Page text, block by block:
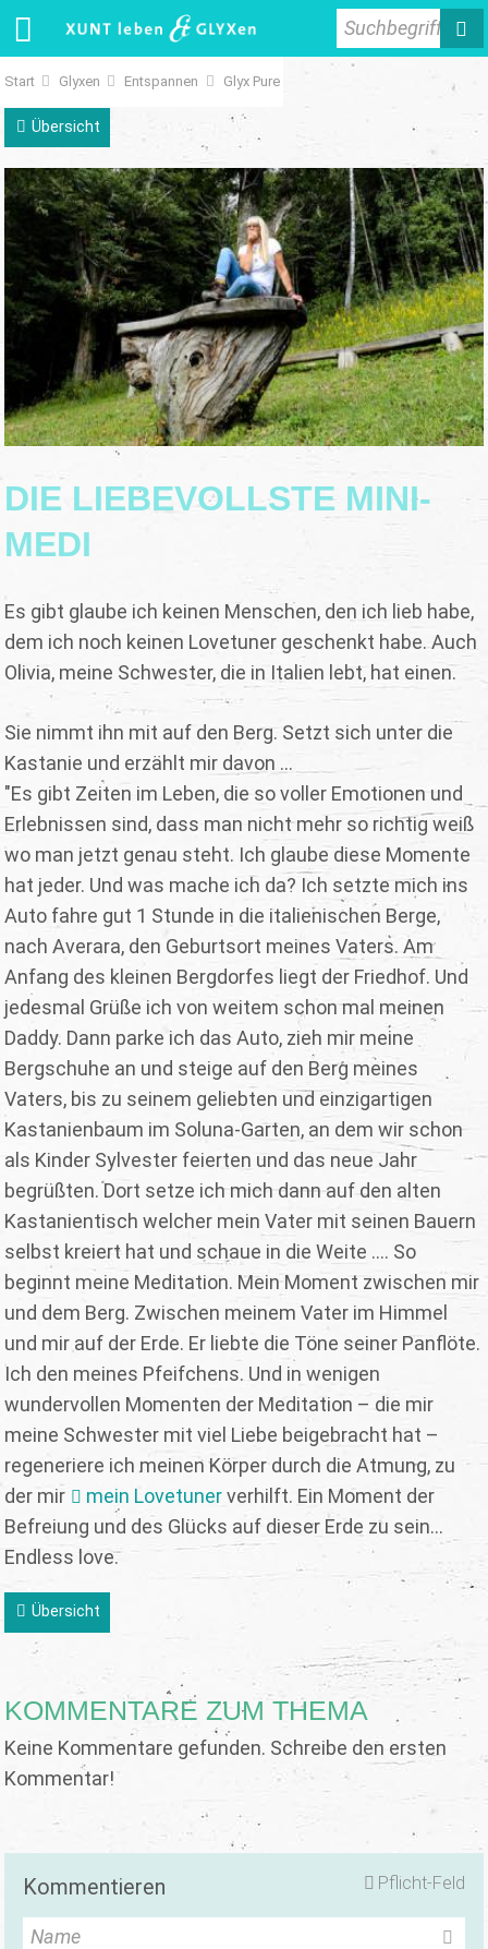
Suchbegriff
Start Glyxen Entspannen Glyx Pure
Übersicht
DIE LIEBEVOLLSTE MINI-
MEDI
Es gibt glaube ich keinen Menschen, den ich lieb habe,
dem ich noch keinen Lovetuner geschenkt habe. Auch
Olivia, meine Schwester, die in Italien lebt, hat einen.
Sie nimmt ihn mit auf den Berg. Setzt sich unter die
Kastanie und erzählt mir davon ...
"Es gibt Zeiten im Leben, die so voller Emotionen und
Erlebnissen sind, dass man nicht mehr so richtig weiß
wo man jetzt genau steht. Ich glaube diese Momente
hat jeder. Und was mache ich da? Ich setzte mich ins
Auto fahre gut 1 Stunde in die italienischen Berge,
nach Averara, den Geburtsort meines Vaters. Am
Anfang des kleinen Bergdorfes liegt der Friedhof. Und
jedesmal Grüße ich von weitem schon mal meinen
Daddy. Dann parke ich das Auto, zieh mir meine
Bergschuhe an und steige auf den Berg meines
Vaters, bis zu seinem geliebten und einzigartigen
Kastanienbaum im Soluna-Garten, an dem wir schon
als Kinder Sylvester feierten und das neue Jahr
begrüßten. Dort setze ich mich dann auf den alten
Kastanientisch welcher mein Vater mit seinen Bauern
selbst kreiert hat und schaue in die Weite …. So
beginnt meine Meditation. Mein Moment zwischen mir
und dem Berg. Zwischen meinem Vater im Himmel
und mir auf der Erde. Er liebte die Töne seiner Panflöte.
Ich den meines Pfeifchens. Und in wenigen
wundervollen Momenten der Meditation – die mir
meine Schwester mit viel Liebe beigebracht hat –
regeneriere ich meinen Körper durch die Atmung, zu
der mir
mein Lovetunerverhilft. Ein Moment der
Befreiung und des Glücks auf dieser Erde zu sein...
Endless love.
Übersicht
KOMMENTARE ZUM THEMA
Keine Kommentare gefunden. Schreibe den ersten
Kommentar!
Pflicht-Feld
Kommentieren
Name